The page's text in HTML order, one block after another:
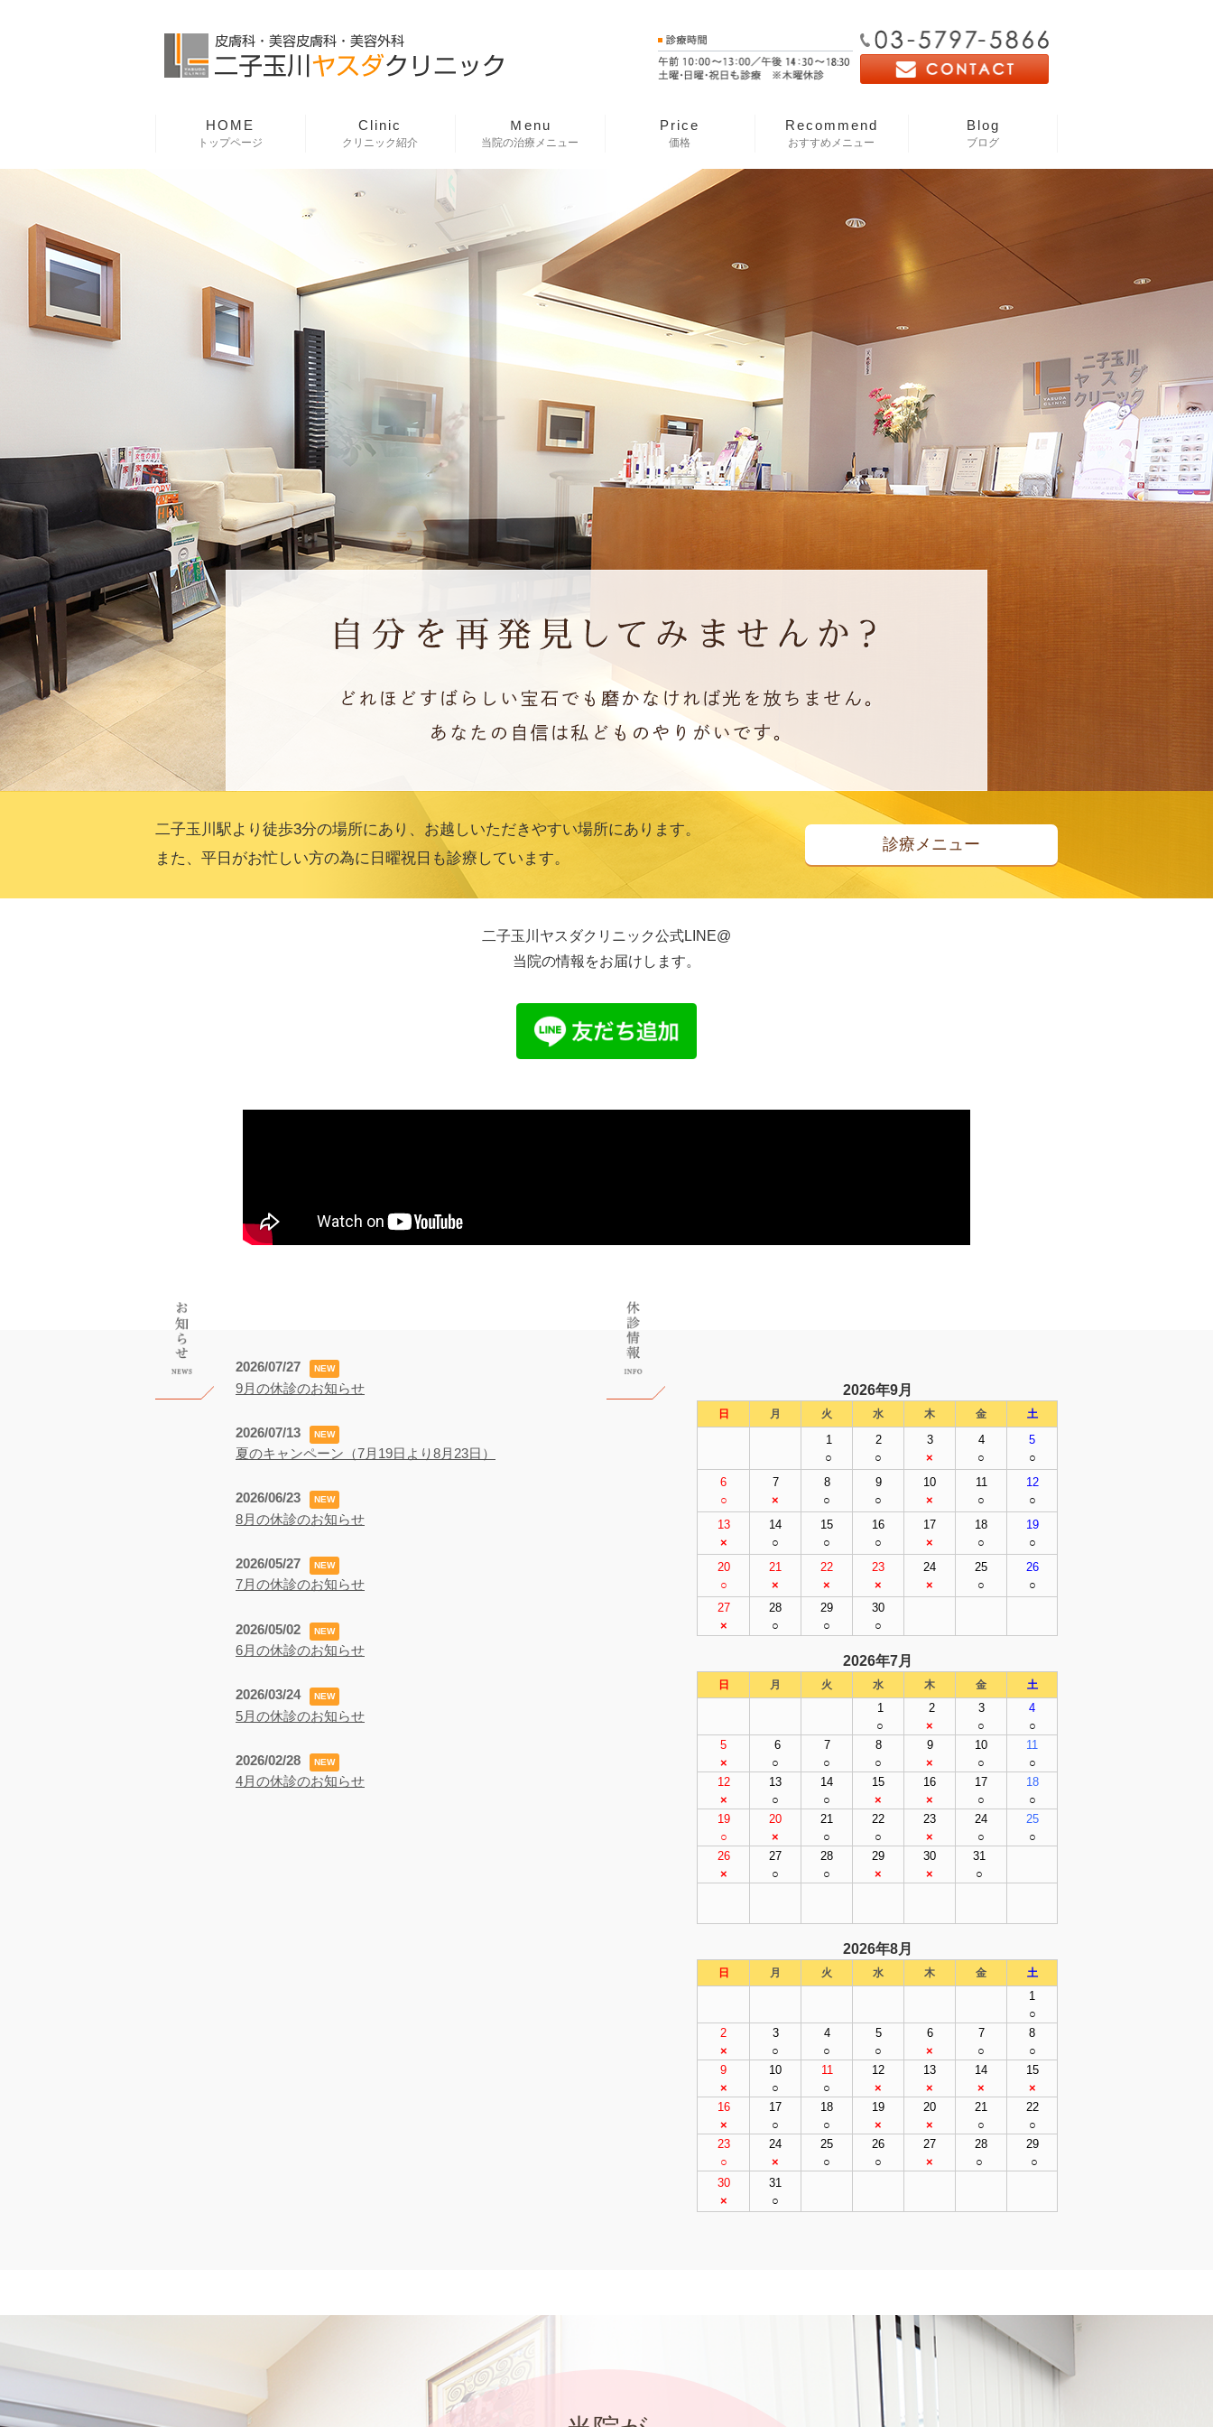
HOME
トップページ
Clinic
クリニック紹介
Ｍenu
当院の治療メニュー
Price
価格
Recommend
おすすめメニュー
Blog
ブログ
二子玉川駅より徒歩3分の場所にあり、お越しいただきやすい場所にあります。
また、平日がお忙しい方の為に日曜祝日も診療しています。
診療メニュー
二子玉川ヤスダクリニック公式LINE@
当院の情報をお届けします。
2026/07/27 NEW
9月の休診のお知らせ
2026/07/13 NEW
夏のキャンペーン（7月19日より8月23日）
2026/06/23 NEW
8月の休診のお知らせ
2026/05/27 NEW
7月の休診のお知らせ
2026/05/02 NEW
6月の休診のお知らせ
2026/03/24 NEW
5月の休診のお知らせ
2026/02/28 NEW
4月の休診のお知らせ
2026年9月
日 月 火 水 木 金 土
1
○
2
○
3
×
4
○
5
○
6
○
7
×
8
○
9
○
10
×
11
○
12
○
13
×
14
○
15
○
16
○
17
×
18
○
19
○
20
○
21
×
22
×
23
×
24
×
25
○
26
○
27
×
28
○
29
○
30
○
2026年7月
日 月 火 水 木 金 土
1
○
2
×
3
○
4
○
5
×
6
○
7
○
8
○
9
×
10
○
11
○
12
×
13
○
14
○
15
×
16
×
17
○
18
○
19
○
20
×
21
○
22
○
23
×
24
○
25
○
26
×
27
○
28
○
29
×
30
×
31
○
2026年8月
日 月 火 水 木 金 土
1
○
2
×
3
○
4
○
5
○
6
×
7
○
8
○
9
×
10
○
11
○
12
×
13
×
14
×
15
×
16
×
17
○
18
○
19
×
20
×
21
○
22
○
23
○
24
×
25
○
26
○
27
×
28
○
29
○
30
×
31
○